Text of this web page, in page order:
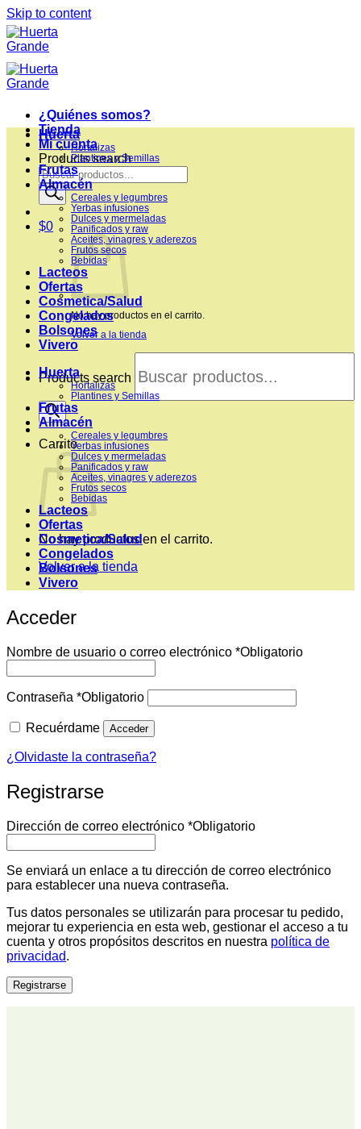
Skip to content
¿Quiénes somos?
Tienda
Mi cuenta
Products search
$0
No hay productos en el carrito.
Volver a la tienda
Products search
Carrito
No hay productos en el carrito.
Volver a la tienda
Huerta
Hortalizas
Plantines y Semillas
Frutas
Almacén
Cereales y legumbres
Yerbas infusiones
Dulces y mermeladas
Panificados y raw
Aceites, vinagres y aderezos
Frutos secos
Bebidas
Lacteos
Ofertas
Cosmetica/Salud
Congelados
Bolsones
Vivero
Huerta
Hortalizas
Plantines y Semillas
Frutas
Almacén
Cereales y legumbres
Yerbas infusiones
Dulces y mermeladas
Panificados y raw
Aceites, vinagres y aderezos
Frutos secos
Bebidas
Lacteos
Ofertas
Cosmetica/Salud
Congelados
Bolsones
Vivero
Acceder
Nombre de usuario o correo electrónico *Obligatorio
Contraseña *Obligatorio
Recuérdame Acceder
¿Olvidaste la contraseña?
Registrarse
Dirección de correo electrónico *Obligatorio
Se enviará un enlace a tu dirección de correo electrónico
para establecer una nueva contraseña.
Tus datos personales se utilizarán para procesar tu pedido,
mejorar tu experiencia en esta web, gestionar el acceso a tu
cuenta y otros propósitos descritos en nuestra política de
privacidad.
Registrarse